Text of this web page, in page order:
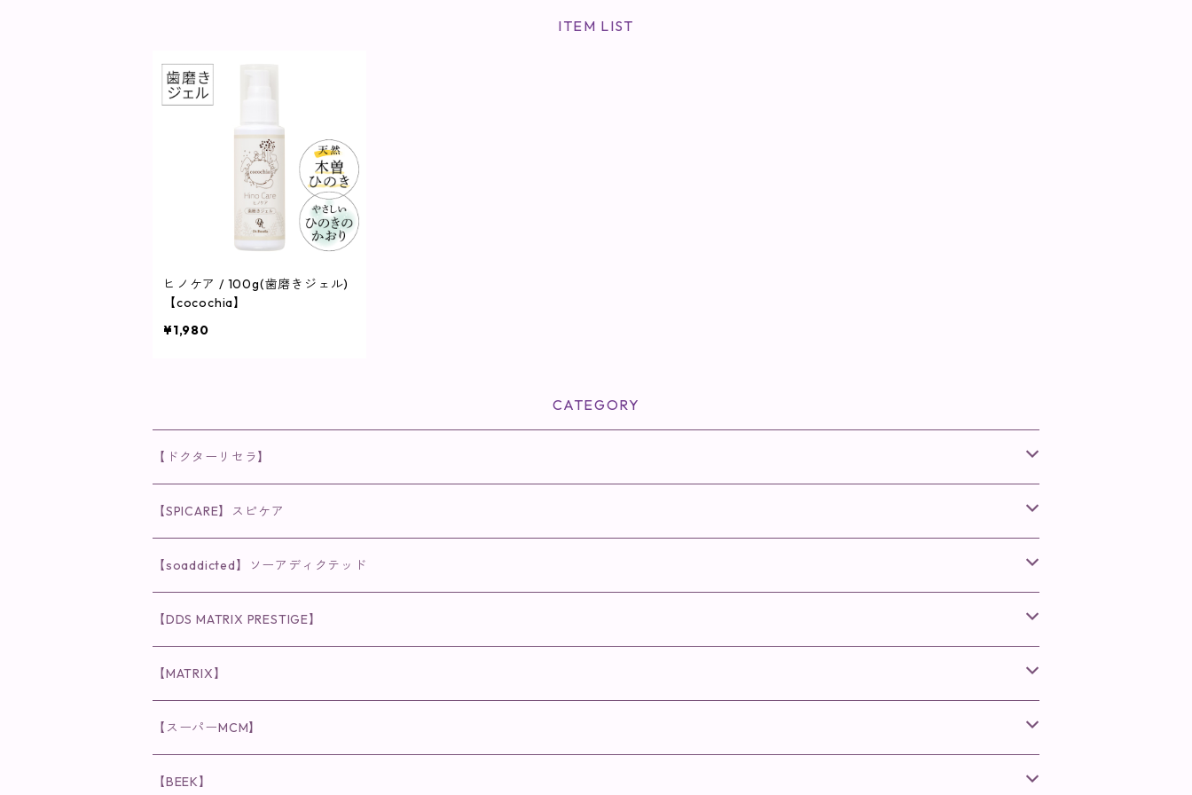
ITEM LIST
ヒノケア / 100g(歯磨きジェル)
【cocochia】
¥1,980
CATEGORY
【ドクターリセラ】
◉AQUA VENUS
クレンジング・洗顔
化粧水
◉VI PLANTE
リキッド
ディフェンサー
◉ナチュリスティーアクレス
クレンジング
洗顔
◉インナーケア
食品
粒タイプ
◉cocochia
ヘナカラー
◉美顔器
【SPICARE】スピケア
◉V3シリーズ
ファンデーション・ベース
クレンジング・洗顔
◉V3 VSPIC C Line
クレンジング・洗顔
化粧水
◉スピケアシリーズ
◉V.O.Sシリーズ
クレンジング・洗顔
◉メンズシリーズ
【soaddicted】ソーアディクテッド
ラッシュアディクト
まつ毛用美容液
眉毛用美容液
リップアディクト
唇用美容液
ヘアアディクト
【DDS MATRIX PRESTIGE】
スキンケアシリーズ
美容液
【MATRIX】
スキンケアシリーズ
美容液
【スーパーMCM】
インナーケア
【BEEK】